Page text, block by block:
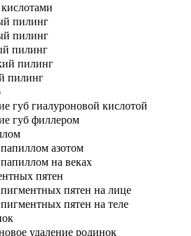
пилинг
пилинг
пилинг
пилинг
пилинг
губ гиалуроновой кислотой
губ филлером
азотом
на веках
пятен
пятен на лице
пятен на теле
удаление родинок